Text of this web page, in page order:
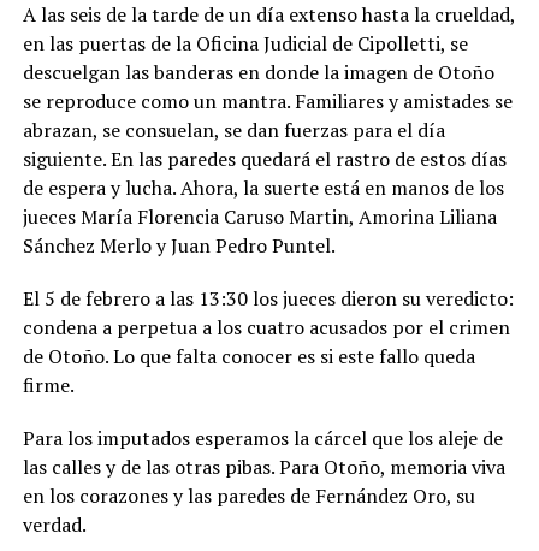
A las seis de la tarde de un día extenso hasta la crueldad,
en las puertas de la Oficina Judicial de Cipolletti, se
descuelgan las banderas en donde la imagen de Otoño
se reproduce como un mantra. Familiares y amistades se
abrazan, se consuelan, se dan fuerzas para el día
siguiente. En las paredes quedará el rastro de estos días
de espera y lucha. Ahora, la suerte está en manos de los
jueces María Florencia Caruso Martin, Amorina Liliana
Sánchez Merlo y Juan Pedro Puntel.
El 5 de febrero a las 13:30 los jueces dieron su veredicto:
condena a perpetua a los cuatro acusados por el crimen
de Otoño. Lo que falta conocer es si este fallo queda
firme.
Para los imputados esperamos la cárcel que los aleje de
las calles y de las otras pibas. Para Otoño, memoria viva
en los corazones y las paredes de Fernández Oro, su
verdad.